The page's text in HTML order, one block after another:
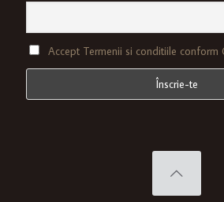
Accept Termenii si conditiile conform